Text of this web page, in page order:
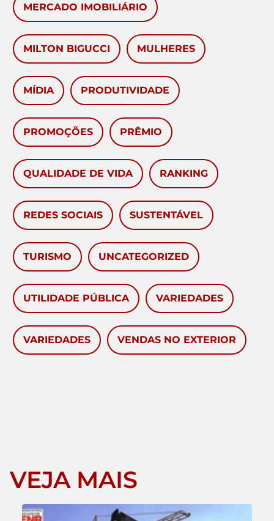
MERCADO IMOBILIÁRIO
MILTON BIGUCCI MULHERES
MÍDIA PRODUTIVIDADE
PROMOÇÕES PRÊMIO
QUALIDADE DE VIDA RANKING
REDES SOCIAIS SUSTENTÁVEL
TURISMO UNCATEGORIZED
UTILIDADE PÚBLICA VARIEDADES
VARIEDADES VENDAS NO EXTERIOR
VEJA MAIS